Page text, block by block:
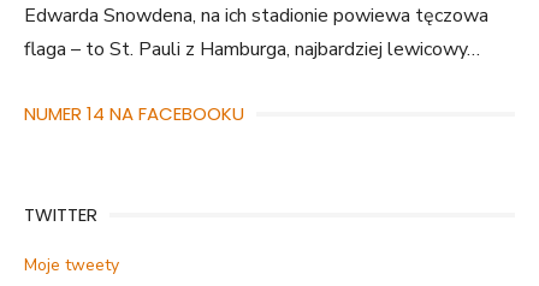
Edwarda Snowdena, na ich stadionie powiewa tęczowa
flaga – to St. Pauli z Hamburga, najbardziej lewicowy…
NUMER 14 NA FACEBOOKU
TWITTER
Moje tweety